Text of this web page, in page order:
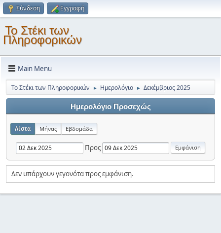
Σύνδεση Εγγραφή
Το Στέκι των
Πληροφορικών
Main Menu
Το Στέκι των Πληροφορικών ► Ημερολόγιο ► Δεκέμβριος 2025
Ημερολόγιο Προσεχώς
Λίστα Μήνας Εβδομάδα
Προς
Δεν υπάρχουν γεγονότα προς εμφάνιση.